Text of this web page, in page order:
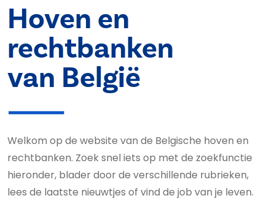
Hoven en
rechtbanken
van België
Welkom op de website van de Belgische hoven en
rechtbanken. Zoek snel iets op met de zoekfunctie
hieronder, blader door de verschillende rubrieken,
lees de laatste nieuwtjes of vind de job van je leven.